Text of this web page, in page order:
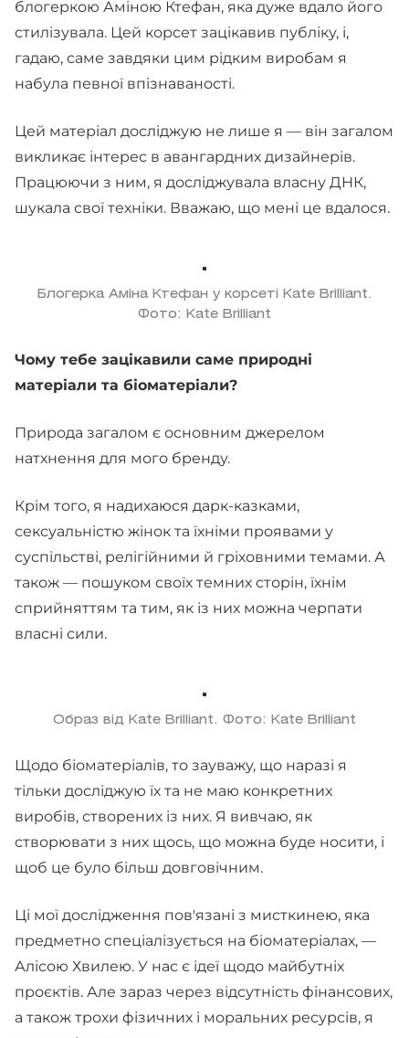
блогеркою Аміною Ктефан, яка дуже вдало його
стилізувала. Цей корсет зацікавив публіку, і,
гадаю, саме завдяки цим рідким виробам я
набула певної впізнаваності.
Цей матеріал досліджую не лише я — він загалом
викликає інтерес в авангардних дизайнерів.
Працюючи з ним, я досліджувала власну ДНК,
шукала свої техніки. Вважаю, що мені це вдалося.
Блогерка Аміна Ктефан у корсеті Kate Brilliant.
Фото: Kate Brilliant
Чому тебе зацікавили саме природні
матеріали та біоматеріали?
Природа загалом є основним джерелом
натхнення для мого бренду.
Крім того, я надихаюся дарк-казками,
сексуальністю жінок та їхніми проявами у
суспільстві, релігійними й гріховними темами. А
також — пошуком своїх темних сторін, їхнім
сприйняттям та тим, як із них можна черпати
власні сили.
Образ від Kate Brilliant. Фото: Kate Brilliant
Щодо біоматеріалів, то зауважу, що наразі я
тільки досліджую їх та не маю конкретних
виробів, створених із них. Я вивчаю, як
створювати з них щось, що можна буде носити, і
щоб це було більш довговічним.
Ці мої дослідження пов'язані з мисткинею, яка
предметно спеціалізується на біоматеріалах, —
Алісою Хвилею. У нас є ідеї щодо майбутніх
проєктів. Але зараз через відсутність фінансових,
а також трохи фізичних і моральних ресурсів, я